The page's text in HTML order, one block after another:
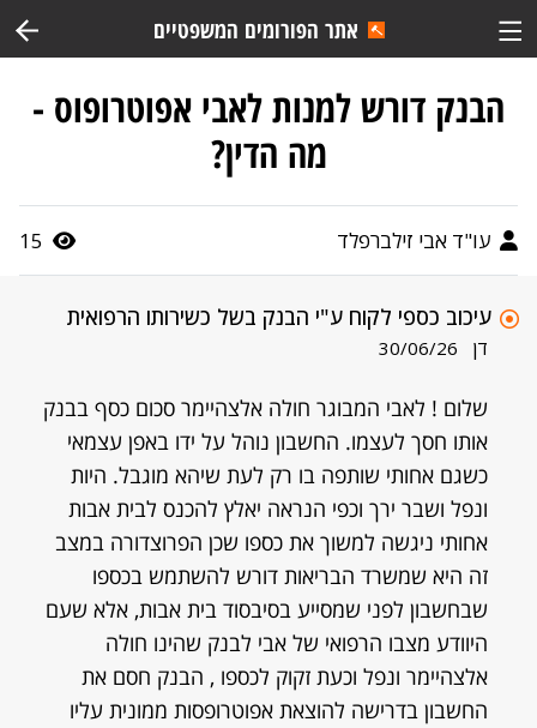
אתר הפורומים המשפטיים
הבנק דורש למנות לאבי אפוטרופוס -
מה הדין?
עו"ד אבי זילברפלד 15
עיכוב כספי לקוח ע"י הבנק בשל כשירותו הרפואית
דן 30/06/26
שלום ! לאבי המבוגר חולה אלצהיימר סכום כסף בבנק
אותו חסך לעצמו. החשבון נוהל על ידו באפן עצמאי
כשגם אחותי שותפה בו רק לעת שיהא מוגבל. היות
ונפל ושבר ירך וכפי הנראה יאלץ להכנס לבית אבות
אחותי ניגשה למשוך את כספו שכן הפרוצדורה במצב
זה היא שמשרד הבריאות דורש להשתמש בכספו
שבחשבון לפני שמסייע בסיבסוד בית אבות, אלא שעם
היוודע מצבו הרפואי של אבי לבנק שהינו חולה
אלצהיימר ונפל וכעת זקוק לכספו , הבנק חסם את
החשבון בדרישה להוצאת אפוטרופסות ממונית עליו